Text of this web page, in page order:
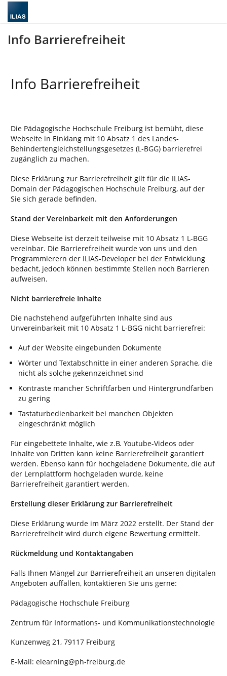
Info Barrierefreiheit
Info Barrierefreiheit
Die Pädagogische Hochschule Freiburg ist bemüht, diese
Webseite in Einklang mit 10 Absatz 1 des Landes-
Behindertengleichstellungsgesetzes (L-BGG) barrierefrei
zugänglich zu machen.
Diese Erklärung zur Barrierefreiheit gilt für die ILIAS-
Domain der Pädagogischen Hochschule Freiburg, auf der
Sie sich gerade befinden.
Stand der Vereinbarkeit mit den Anforderungen
Diese Webseite ist derzeit teilweise mit 10 Absatz 1 L-BGG
vereinbar. Die Barrierefreiheit wurde von uns und den
Programmierern der ILIAS-Developer bei der Entwicklung
bedacht, jedoch können bestimmte Stellen noch Barrieren
aufweisen.
Nicht barrierefreie Inhalte
Die nachstehend aufgeführten Inhalte sind aus
Unvereinbarkeit mit 10 Absatz 1 L-BGG nicht barrierefrei:
Auf der Website eingebunden Dokumente
Wörter und Textabschnitte in einer anderen Sprache, die
nicht als solche gekennzeichnet sind
Kontraste mancher Schriftfarben und Hintergrundfarben
zu gering
Tastaturbedienbarkeit bei manchen Objekten
eingeschränkt möglich
Für eingebettete Inhalte, wie z.B. Youtube-Videos oder
Inhalte von Dritten kann keine Barrierefreiheit garantiert
werden. Ebenso kann für hochgeladene Dokumente, die auf
der Lernplattform hochgeladen wurde, keine
Barrierefreiheit garantiert werden.
Erstellung dieser Erklärung zur Barrierefreiheit
Diese Erklärung wurde im März 2022 erstellt. Der Stand der
Barrierefreiheit wird durch eigene Bewertung ermittelt.
Rückmeldung und Kontaktangaben
Falls Ihnen Mängel zur Barrierefreiheit an unseren digitalen
Angeboten auffallen, kontaktieren Sie uns gerne:
Pädagogische Hochschule Freiburg
Zentrum für Informations- und Kommunikationstechnologie
Kunzenweg 21, 79117 Freiburg
E-Mail: elearning@ph-freiburg.de